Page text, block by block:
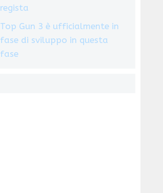
regista
Top Gun 3 è ufficialmente in
fase di sviluppo in questa
fase